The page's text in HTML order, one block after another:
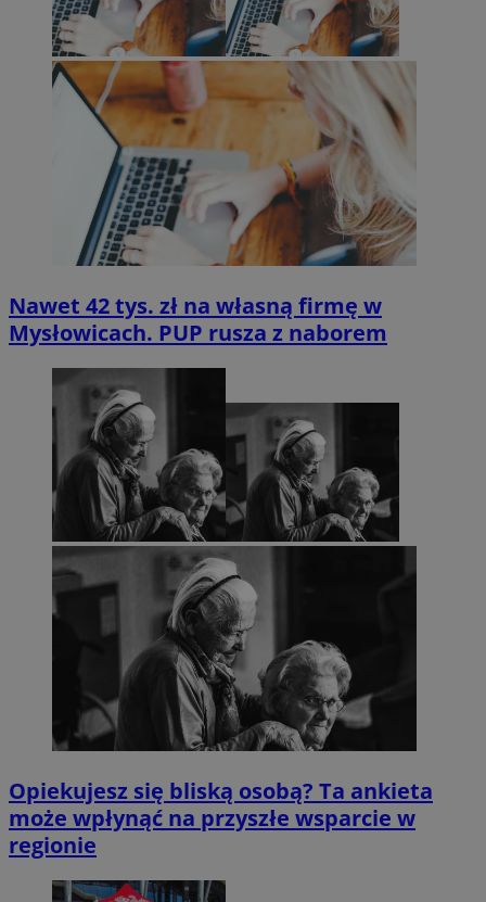
Nawet 42 tys. zł na własną firmę w
Mysłowicach. PUP rusza z naborem
Opiekujesz się bliską osobą? Ta ankieta
może wpłynąć na przyszłe wsparcie w
regionie